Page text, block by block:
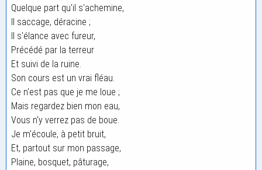
Quelque part qu'il s'achemine,
Il saccage, déracine ;
Il s'élance avec fureur,
Précédé par la terreur
Et suivi de la ruine.
Son cours est un vrai fléau.
Ce n'est pas que je me loue ;
Mais regardez bien mon eau,
Vous n'y verrez pas de boue.
Je m'écoule, à petit bruit,
Et, partout sur mon passage,
Plaine, bosquet, pâturage,